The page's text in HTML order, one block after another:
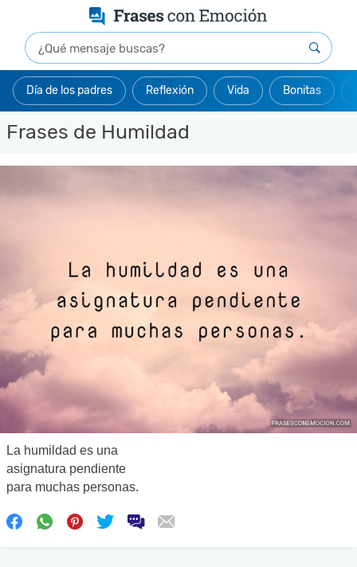
Día de los padres Reflexión Vida Bonitas
Frases de Humildad
La humildad es una
asignatura pendiente
para muchas personas.